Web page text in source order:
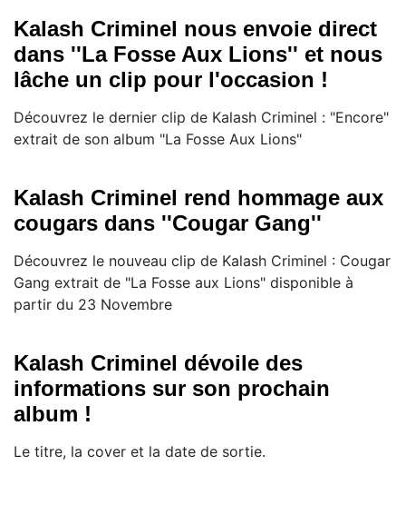
Kalash Criminel nous envoie direct
dans ''La Fosse Aux Lions'' et nous
lâche un clip pour l'occasion !
Découvrez le dernier clip de Kalash Criminel : "Encore"
extrait de son album "La Fosse Aux Lions"
Kalash Criminel rend hommage aux
cougars dans ''Cougar Gang''
Découvrez le nouveau clip de Kalash Criminel : Cougar
Gang extrait de "La Fosse aux Lions" disponible à
partir du 23 Novembre
Kalash Criminel dévoile des
informations sur son prochain
album !
Le titre, la cover et la date de sortie.